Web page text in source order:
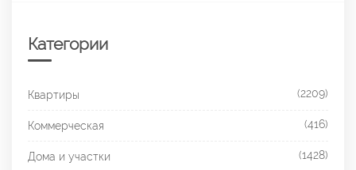
Категории
Квартиры (2209)
Коммерческая (416)
Дома и участки (1428)